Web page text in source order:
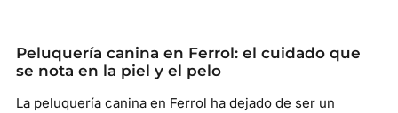
Peluquería canina en Ferrol: el cuidado que
se nota en la piel y el pelo
La peluquería canina en Ferrol ha dejado de ser un